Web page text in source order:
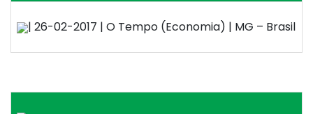
| 26-02-2017 | O Tempo (Economia) | MG – Brasil